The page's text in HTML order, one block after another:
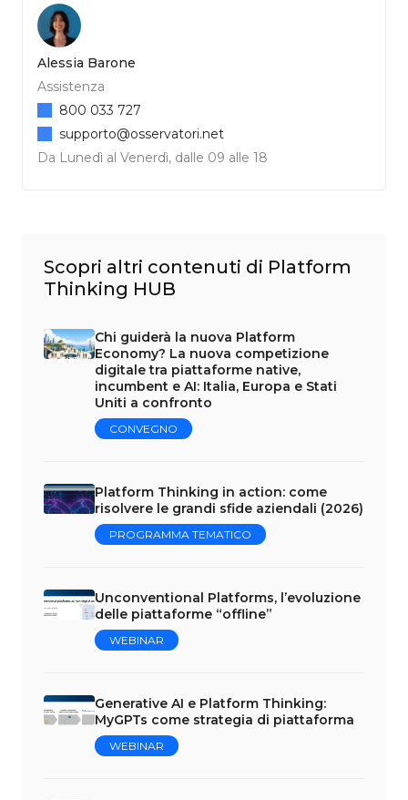
Alessia Barone
Assistenza
Da Lunedì al Venerdì, dalle 09 alle 18
800 033 727
supporto@osservatori.net
Scopri altri contenuti di Platform
Thinking HUB
Chi guiderà la nuova Platform
Economy? La nuova competizione
digitale tra piattaforme native,
incumbent e AI: Italia, Europa e Stati
Uniti a confronto
CONVEGNO
Platform Thinking in action: come
risolvere le grandi sfide aziendali (2026)
PROGRAMMA TEMATICO
Unconventional Platforms, l’evoluzione
delle piattaforme “offline”
WEBINAR
Generative AI e Platform Thinking:
MyGPTs come strategia di piattaforma
WEBINAR